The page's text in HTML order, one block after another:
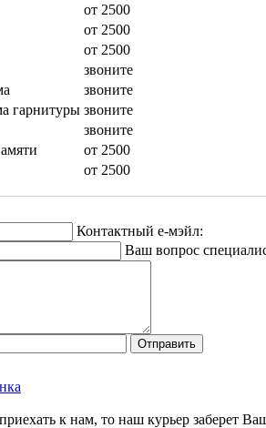
от 2500
от 2500
от 2500
звоните
звоните
гарнитуры звоните
звоните
от 2500
от 2500
Контактный е-мэйл:
Ваш вопрос
к нам, то наш курьер заберет